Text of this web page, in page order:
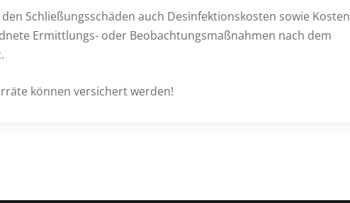
Schließungsschäden auch Desinfektionskosten sowie Kosten
Ermittlungs- oder Beobachtungsmaßnahmen nach dem
können versichert werden!